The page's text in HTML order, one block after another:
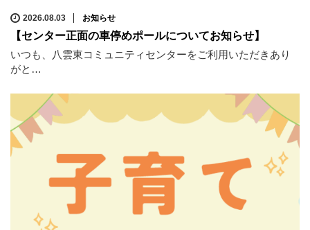
2026.08.03 お知らせ
【センター正面の車停めポールについてお知らせ】
いつも、八雲東コミュニティセンターをご利用いただきあり
がと…